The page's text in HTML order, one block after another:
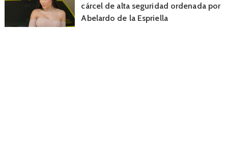
cárcel de alta seguridad ordenada por
Abelardo de la Espriella